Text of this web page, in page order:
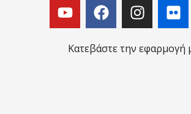
Κατεβάστε την εφαρμογή